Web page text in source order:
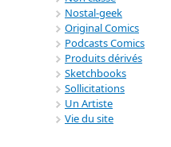
Nostal-geek
Original Comics
Podcasts Comics
Produits dérivés
Sketchbooks
Sollicitations
Un Artiste
Vie du site